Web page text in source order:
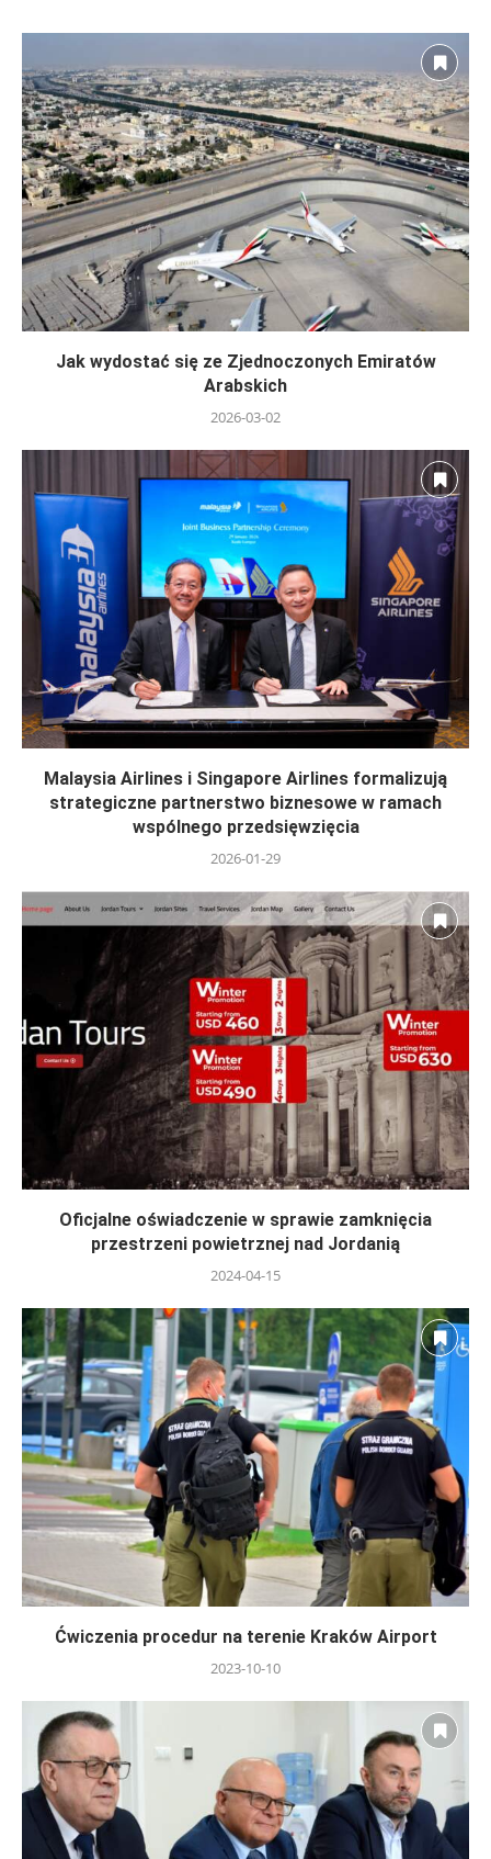
Jak wydostać się ze Zjednoczonych Emiratów
Arabskich
2026-03-02
Malaysia Airlines i Singapore Airlines formalizują
strategiczne partnerstwo biznesowe w ramach
wspólnego przedsięwzięcia
2026-01-29
Oficjalne oświadczenie w sprawie zamknięcia
przestrzeni powietrznej nad Jordanią
2024-04-15
Ćwiczenia procedur na terenie Kraków Airport
2023-10-10